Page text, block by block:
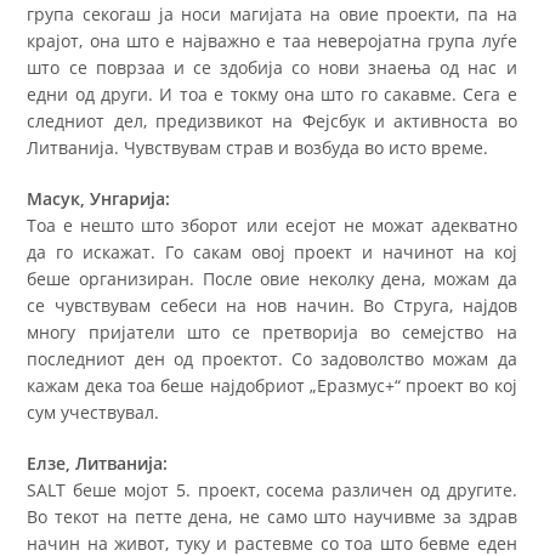
група секогаш ја носи магијата на овие проекти, па на
крајот, она што е најважно е таа неверојатна група луѓе
што се поврзаа и се здобија со нови знаења од нас и
едни од други. И тоа е токму она што го сакавме. Сега е
следниот дел, предизвикот на Фејсбук и активноста во
Литванија. Чувствувам страв и возбуда во исто време.
Масук, Унгарија:
Тоа е нешто што зборот или есејот не можат адекватно
да го искажат. Го сакам овој проект и начинот на кој
беше организиран. После овие неколку дена, можам да
се чувствувам себеси на нов начин. Во Струга, најдов
многу пријатели што се претворија во семејство на
последниот ден од проектот. Со задоволство можам да
кажам дека тоа беше најдобриот „Еразмус+“ проект во кој
сум учествувал.
Елзе, Литванија:
SALT беше мојот 5. проект, сосема различен од другите.
Во текот на петте дена, не само што научивме за здрав
начин на живот, туку и растевме со тоа што бевме еден